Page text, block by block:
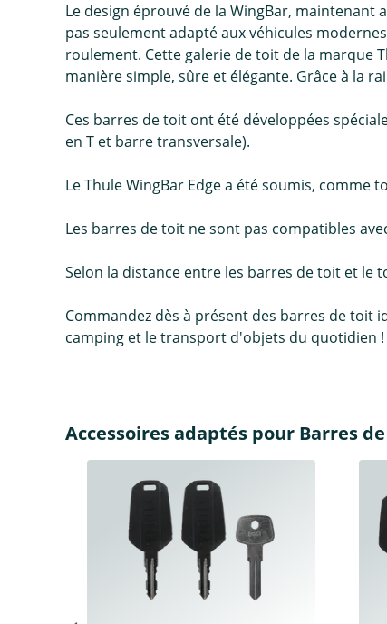
Le design éprouvé de la WingBar,
pas seulement adapté aux véhicules
roulement. Cette galerie de toit de la marque
manière simple, sûre et élégante. Grâce à la
Ces barres de toit ont été développées
en T et barre transversale).
Le Thule WingBar Edge a été soumis,
Les barres de toit ne sont pas compatibles
Selon la distance entre les barres de toit et
Commandez dès à présent des barres de toit
camping et le transport d'objets du quotidien !
Accessoires adaptés pour Barres